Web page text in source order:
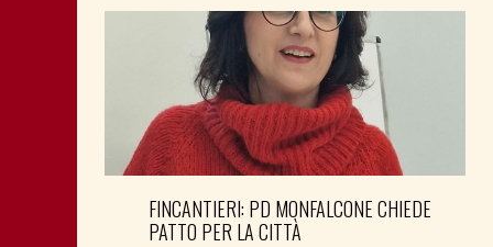
FINCANTIERI: PD MONFALCONE CHIEDE
PATTO PER LA CITTÀ